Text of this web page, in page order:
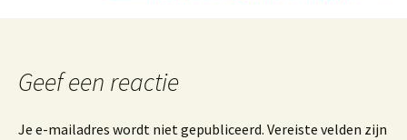
Geef een reactie
Je e-mailadres wordt niet gepubliceerd. Vereiste velden zijn